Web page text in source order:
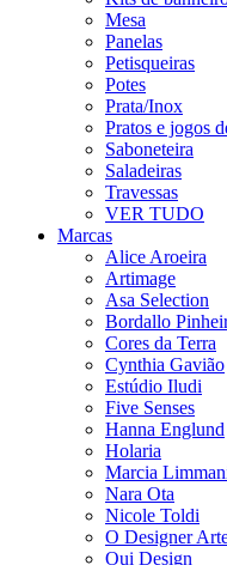
Mesa
Panelas
Petisqueiras
Potes
Prata/Inox
Pratos e jogos
Saboneteira
Saladeiras
Travessas
VER TUDO
Marcas
Alice Aroeira
Artimage
Asa Selection
Bordallo
Cores da Terra
Cynthia Gavião
Estúdio Iludi
Five Senses
Hanna Englund
Holaria
Marcia
Nara Ota
Nicole Toldi
O Designer
Oui Design